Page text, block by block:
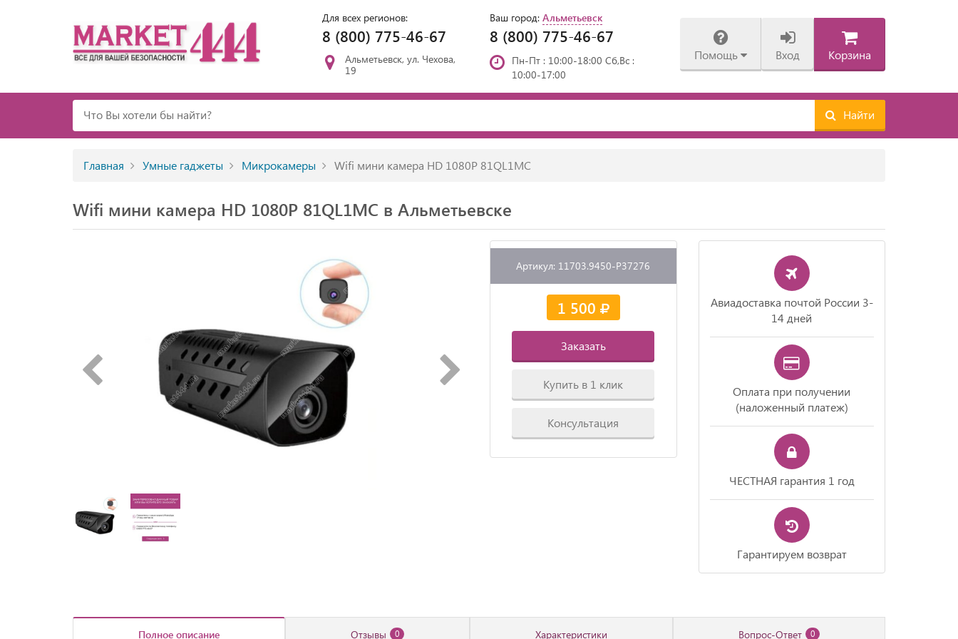
Для всех регионов:
8 (800) 775-46-67
Ваш город: Альметьевск
8 (800) 775-46-67
Альметьевск, ул. Чехова,
19
Пн-Пт : 10:00-18:00 Сб,Вс :
10:00-17:00
Помощь Вход Корзина
Найти
Главная Умные гаджеты Микрокамеры Wifi мини камера HD 1080P 81QL1MC
Wifi мини камера HD 1080P 81QL1MC в Альметьевске
Артикул: 11703.9450-P37276
1 500
Заказать
Купить в 1 клик
Консультация
Авиадоставка почтой России 3-
14 дней
Оплата при получении
(наложенный платеж)
ЧЕСТНАЯ гарантия 1 год
Гарантируем возврат
Полное описание Отзывы 0 Характеристики Вопрос-Ответ 0